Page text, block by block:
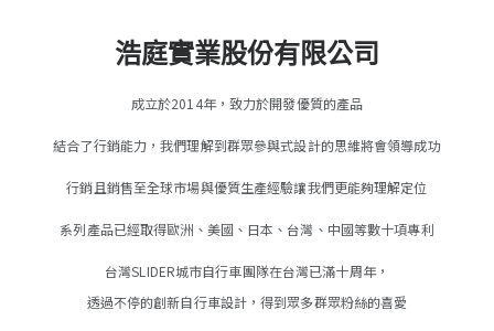
浩庭實業股份有限公司
成立於2014年，致力於開發優質的產品
結合了行銷能力，我們理解到群眾參與式設計的思維將會領導成功
行銷且銷售至全球市場與優質生產經驗讓我們更能夠理解定位
系列產品已經取得歐洲、美國、日本、台灣、中國等數十項專利
台灣SLIDER城市自行車團隊在台灣已滿十周年，
透過不停的創新自行車設計，得到眾多群眾粉絲的喜愛